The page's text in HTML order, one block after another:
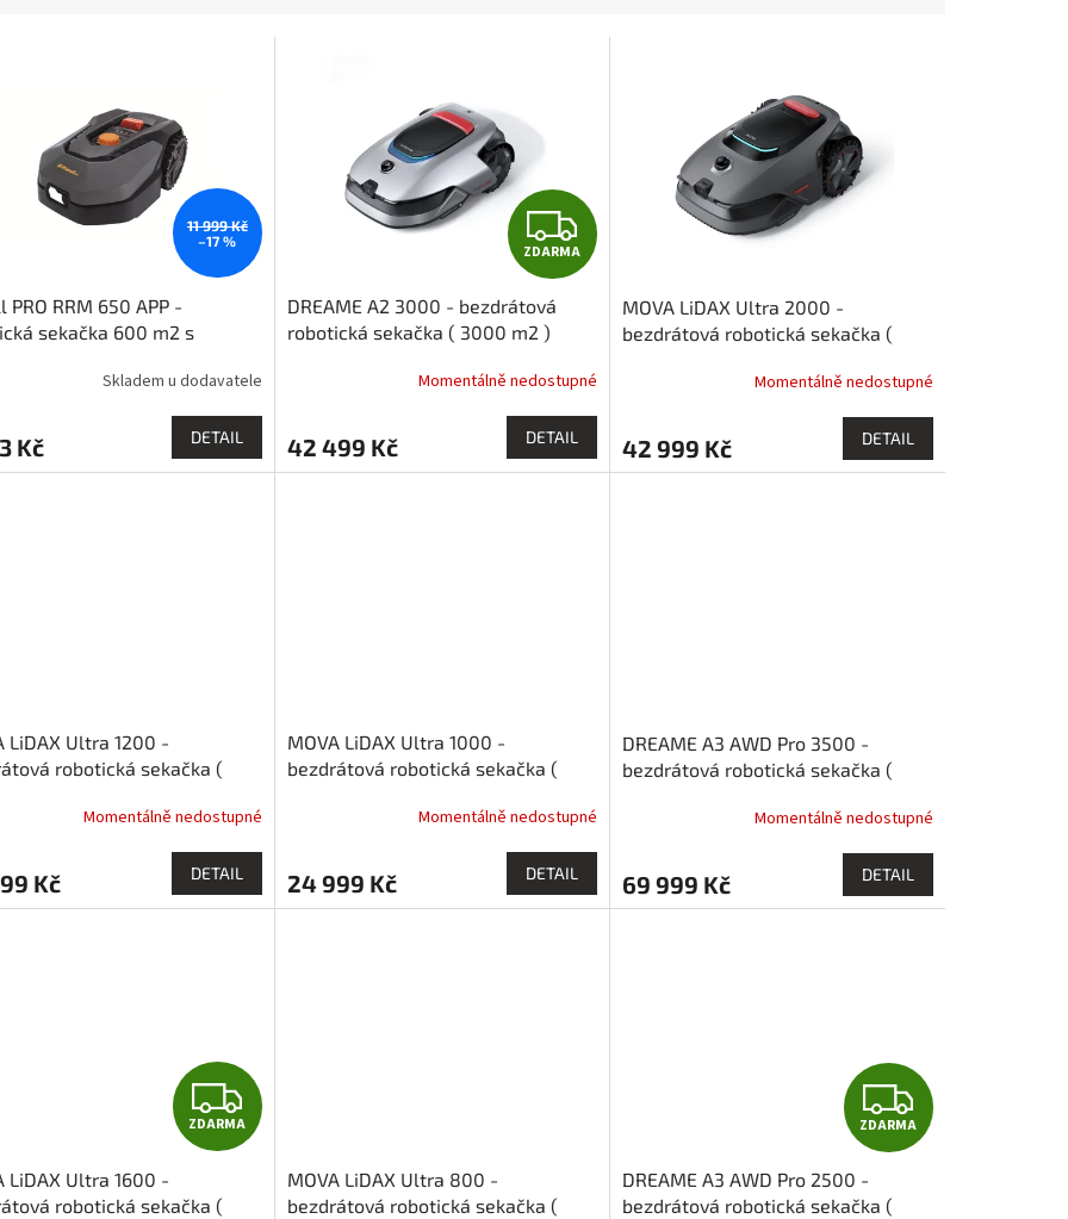
11 999 Kč
–17 %
PRO RRM 650 APP -
sekačka 600 m2 s
Skladem u dodavatele
Kč DETAIL
Z
D
R
M
A
ZDARMA
DREAME A2 3000 - bezdrátová
robotická sekačka ( 3000 m2 )
Momentálně nedostupné
42 499 Kč DETAIL
MOVA LiDAX Ultra 2000 -
bezdrátová robotická sekačka (
Momentálně nedostupné
42 999 Kč DETAIL
LiDAX Ultra 1200 -
robotická sekačka (
Momentálně nedostupné
Kč DETAIL
MOVA LiDAX Ultra 1000 -
bezdrátová robotická sekačka (
Momentálně nedostupné
24 999 Kč DETAIL
DREAME A3 AWD Pro 3500 -
bezdrátová robotická sekačka (
Momentálně nedostupné
69 999 Kč DETAIL
Z
D
ZDARMA
LiDAX Ultra 1600 -
robotická sekačka (
MOVA LiDAX Ultra 800 -
bezdrátová robotická sekačka (
Z
D
ZDARMA
DREAME A3 AWD Pro 2500 -
bezdrátová robotická sekačka (